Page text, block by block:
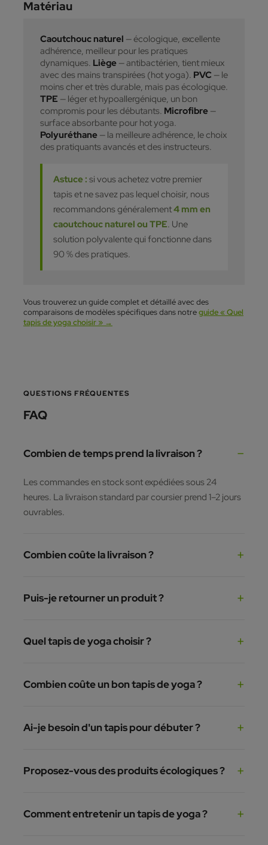
Matériau
Caoutchouc naturel — écologique, excellente
adhérence, meilleur pour les pratiques
dynamiques. Liège — antibactérien, tient mieux
avec des mains transpirées (hot yoga). PVC — le
moins cher et très durable, mais pas écologique.
TPE — léger et hypoallergénique, un bon
compromis pour les débutants. Microfibre —
surface absorbante pour hot yoga.
Polyuréthane — la meilleure adhérence, le choix
des pratiquants avancés et des instructeurs.
Astuce : si vous achetez votre premier
tapis et ne savez pas lequel choisir, nous
recommandons généralement4 mm en
caoutchouc naturel ou TPE. Une
solution polyvalente qui fonctionne dans
90 % des pratiques.
Vous trouverez un guide complet et détaillé avec des
comparaisons de modèles spécifiques dans notreguide « Quel
tapis de yoga choisir » →
QUESTIONS FRÉQUENTES
FAQ
Combien de temps prend la livraison ?
Les commandes en stock sont expédiées sous 24
heures. La livraison standard par coursier prend 1–2 jours
ouvrables.
Combien coûte la livraison ?
Puis-je retourner un produit ?
Quel tapis de yoga choisir ?
Combien coûte un bon tapis de yoga ?
Ai-je besoin d'un tapis pour débuter ?
Proposez-vous des produits écologiques ?
Comment entretenir un tapis de yoga ?